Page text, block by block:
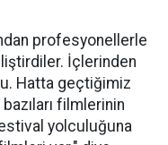
profesyonellerle
İçlerinden
Hatta geçtiğimiz
filmlerinin
yolculuğuna